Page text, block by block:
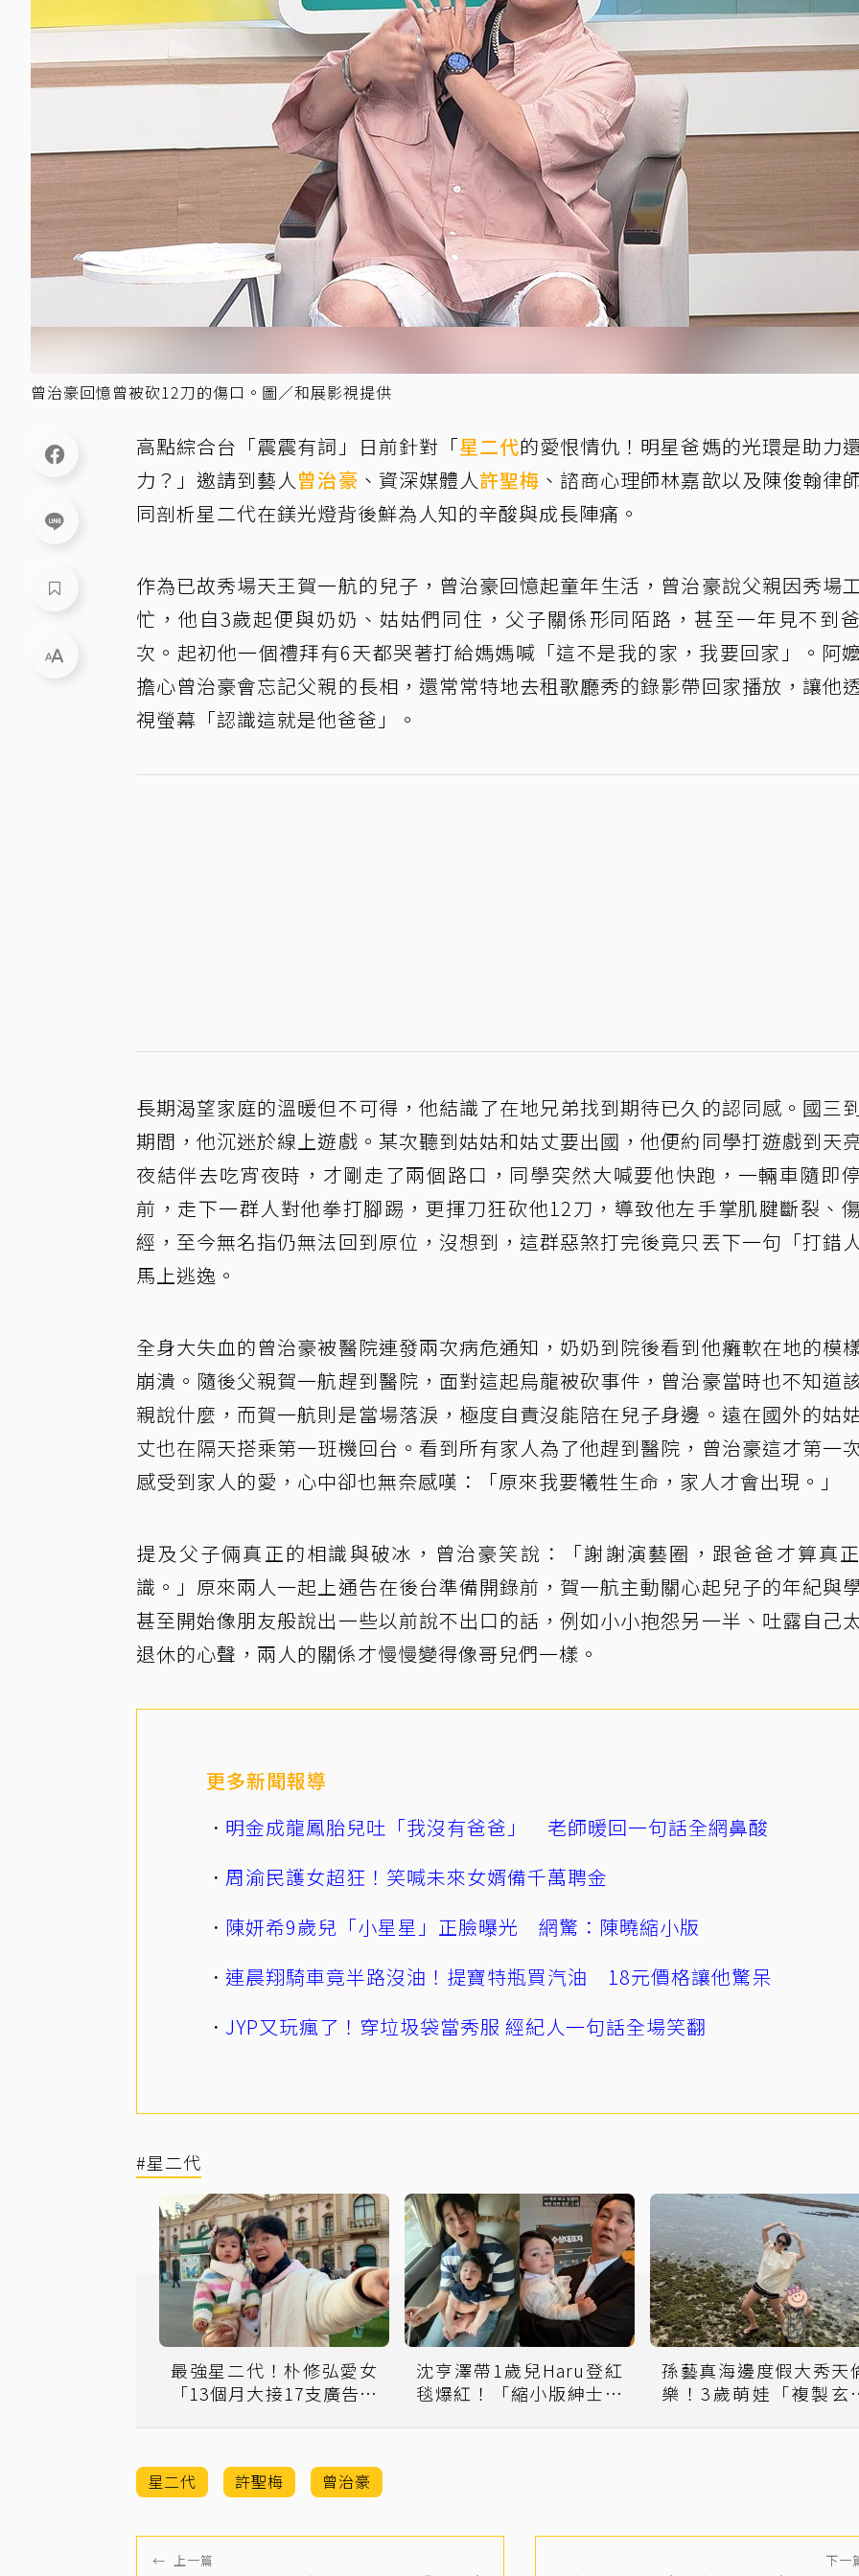
曾治豪回憶曾被砍12刀的傷口。圖／和展影視提供
高點綜合台「震震有詞」日前針對「星二代的愛恨情仇！明星爸媽的光環是助力
力？」邀請到藝人曾治豪 、資深媒體人許聖梅 、諮商心理師林嘉歆以及陳俊翰律
同剖析星二代在鎂光燈背後鮮為人知的辛酸與成長陣痛。
作為已故秀場天王賀一航的兒子，曾治豪回憶起童年生活，曾治豪說父親因秀場
忙，他自3歲起便與奶奶、姑姑們同住，父子關係形同陌路，甚至一年見不到
次。起初他一個禮拜有6天都哭著打給媽媽喊「這不是我的家，我要回家」。阿
擔心曾治豪會忘記父親的長相，還常常特地去租歌廳秀的錄影帶回家播放，讓他
視螢幕「認識這就是他爸爸」。
長期渴望家庭的溫暖但不可得，他結識了在地兄弟找到期待已久的認同感。國三
期間，他沉迷於線上遊戲。某次聽到姑姑和姑丈要出國，他便約同學打遊戲到天
夜結伴去吃宵夜時，才剛走了兩個路口，同學突然大喊要他快跑，一輛車隨即
前，走下一群人對他拳打腳踢，更揮刀狂砍他12刀，導致他左手掌肌腱斷裂、
經，至今無名指仍無法回到原位，沒想到，這群惡煞打完後竟只丟下一句「打錯
馬上逃逸。
全身大失血的曾治豪被醫院連發兩次病危通知，奶奶到院後看到他癱軟在地的模
崩潰。隨後父親賀一航趕到醫院，面對這起烏龍被砍事件，曾治豪當時也不知道
親說什麼，而賀一航則是當場落淚，極度自責沒能陪在兒子身邊。遠在國外的姑
丈也在隔天搭乘第一班機回台。看到所有家人為了他趕到醫院，曾治豪這才第一
感受到家人的愛，心中卻也無奈感嘆：「原來我要犧牲生命，家人才會出現。」
提及父子倆真正的相識與破冰，曾治豪笑說：「謝謝演藝圈，跟爸爸才算真
識。」原來兩人一起上通告在後台準備開錄前，賀一航主動關心起兒子的年紀與
甚至開始像朋友般說出一些以前說不出口的話，例如小小抱怨另一半、吐露自己
退休的心聲，兩人的關係才慢慢變得像哥兒們一樣。
更多新聞報導
明金成龍鳳胎兒吐「我沒有爸爸」 老師暖回一句話全網鼻酸
周渝民護女超狂！笑喊未來女婿備千萬聘金
陳妍希9歲兒「小星星」正臉曝光 網驚：陳曉縮小版
連晨翔騎車竟半路沒油！提寶特瓶買汽油 18元價格讓他驚呆
JYP又玩瘋了！穿垃圾袋當秀服 經紀人一句話全場笑翻
#星二代
最強星二代！朴修弘愛女
「13個月大接17支廣告」
沈亨澤帶1歲兒Haru登紅
毯爆紅！「縮小版紳士」
孫藝真海邊度假大秀天
樂！3歲萌娃「複製玄
星二代 許聖梅 曾治豪
← 上一篇 下一